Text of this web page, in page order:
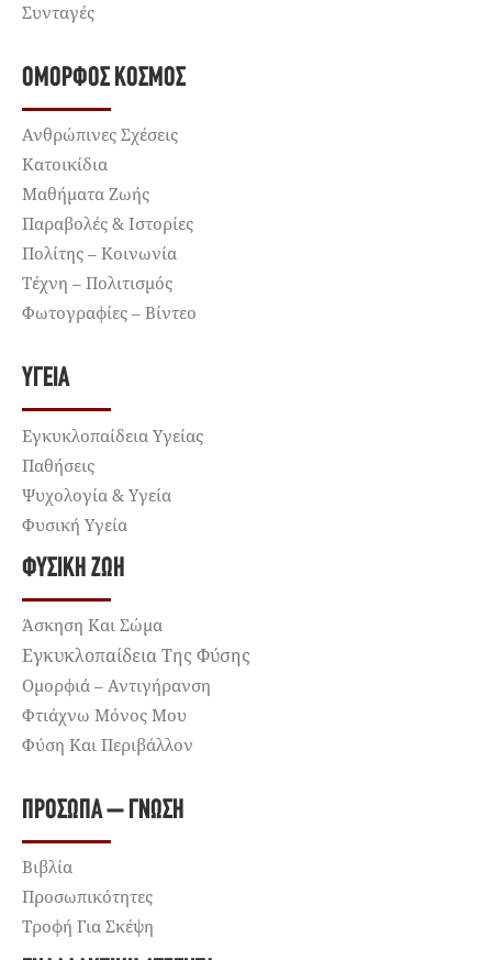
Συνταγές
ΌΜΟΡΦΟΣ ΚΌΣΜΟΣ
Ανθρώπινες Σχέσεις
Κατοικίδια
Μαθήματα Ζωής
Παραβολές & Ιστορίες
Πολίτης – Κοινωνία
Τέχνη – Πολιτισμός
Φωτογραφίες – Βίντεο
ΥΓΕΊΑ
Εγκυκλοπαίδεια Υγείας
Παθήσεις
Ψυχολογία & Υγεία
Φυσική Υγεία
ΦΥΣΙΚΉ ΖΩΉ
Άσκηση Και Σώμα
Εγκυκλοπαίδεια Της Φύσης
Ομορφιά – Αντιγήρανση
Φτιάχνω Μόνος Μου
Φύση Και Περιβάλλον
ΠΡΌΣΩΠΑ – ΓΝΏΣΗ
Βιβλία
Προσωπικότητες
Τροφή Για Σκέψη